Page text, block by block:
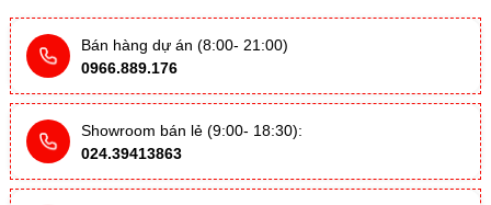
Bán hàng dự án (8:00- 21:00)
0966.889.176
Showroom bán lẻ (9:00- 18:30):
024.39413863